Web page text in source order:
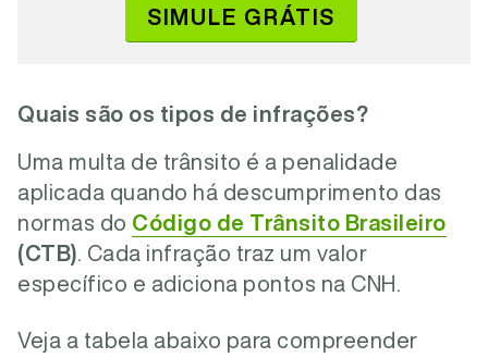
SIMULE GRÁTIS
Quais são os tipos de infrações?
Uma multa de trânsito é a penalidade
aplicada quando há descumprimento das
normas do Código de Trânsito Brasileiro
(CTB) . Cada infração traz um valor
específico e adiciona pontos na CNH.
Veja a tabela abaixo para compreender